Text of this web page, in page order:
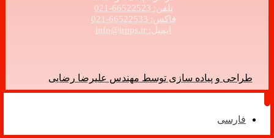
تلفن: 66522523-021
فاکس: 66522533-021
ایمیل: info@irpps.ir
طراحی و پیاده سازی توسط مهندس علیرضا رضایی
فارسی